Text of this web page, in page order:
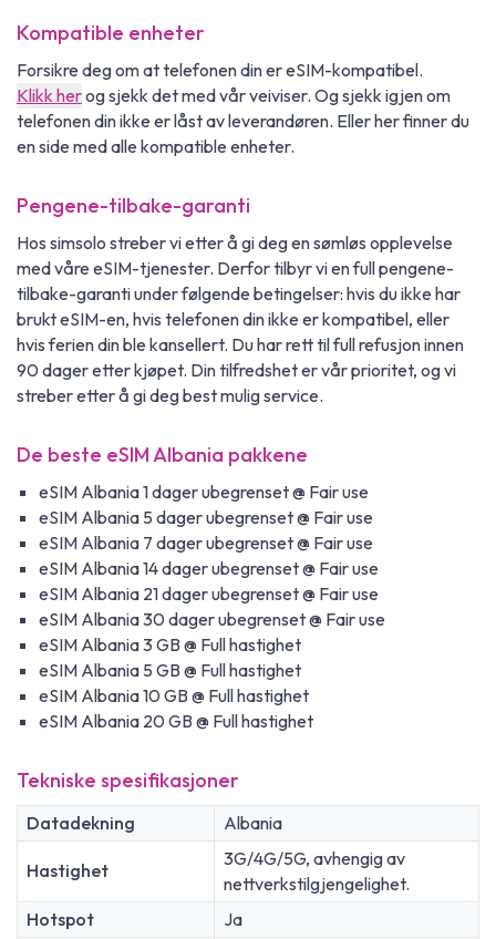
Kompatible enheter
Forsikre deg om at telefonen din er eSIM-kompatibel.
Klikk herog sjekk det med vår veiviser. Og sjekk igjen om
telefonen din ikke er låst av leverandøren. Eller her finner du
en side med alle kompatible enheter.
Pengene-tilbake-garanti
Hos simsolo streber vi etter å gi deg en sømløs opplevelse
med våre eSIM-tjenester. Derfor tilbyr vi en full pengene-
tilbake-garanti under følgende betingelser: hvis du ikke har
brukt eSIM-en, hvis telefonen din ikke er kompatibel, eller
hvis ferien din ble kansellert. Du har rett til full refusjon innen
90 dager etter kjøpet. Din tilfredshet er vår prioritet, og vi
streber etter å gi deg best mulig service.
De beste eSIM Albania pakkene
eSIM Albania 1 dager ubegrenset @ Fair use
eSIM Albania 5 dager ubegrenset @ Fair use
eSIM Albania 7 dager ubegrenset @ Fair use
eSIM Albania 14 dager ubegrenset @ Fair use
eSIM Albania 21 dager ubegrenset @ Fair use
eSIM Albania 30 dager ubegrenset @ Fair use
eSIM Albania 3 GB @ Full hastighet
eSIM Albania 5 GB @ Full hastighet
eSIM Albania 10 GB @ Full hastighet
eSIM Albania 20 GB @ Full hastighet
Tekniske spesifikasjoner
Datadekning Albania
Hastighet
3G/4G/5G, avhengig av
nettverkstilgjengelighet.
Hotspot
Ja